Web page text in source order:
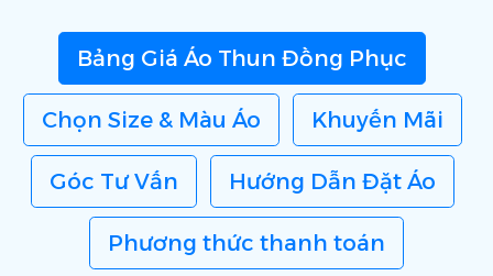
Bảng Giá Áo Thun Đồng Phục
Chọn Size & Màu Áo Khuyến Mãi
Góc Tư Vấn Hướng Dẫn Đặt Áo
Phương thức thanh toán